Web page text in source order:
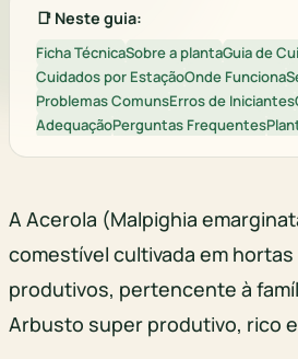
📑 Neste guia:
Ficha TécnicaSobre a plantaGuia de
Cuidados por EstaçãoOnde Funciona
Problemas ComunsErros de Iniciantes
AdequaçãoPerguntas Frequentes
A Acerola (Malpighia
comestível cultivada em
produtivos, pertencente à
Arbusto super produtivo, rico